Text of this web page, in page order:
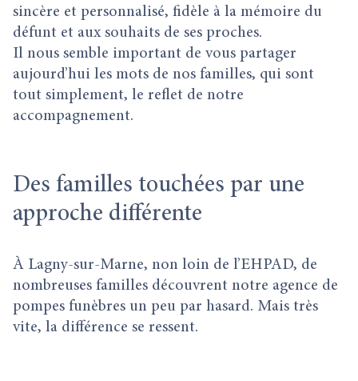
sincère et personnalisé, fidèle à la mémoire du
défunt et aux souhaits de ses proches.
Il nous semble important de vous partager
aujourd’hui les mots de nos familles, qui sont
tout simplement, le reflet de notre
accompagnement.
Des familles touchées par une
approche différente
À Lagny-sur-Marne, non loin de l’EHPAD, de
nombreuses familles découvrent notre agence de
pompes funèbres un peu par hasard. Mais très
vite, la différence se ressent.